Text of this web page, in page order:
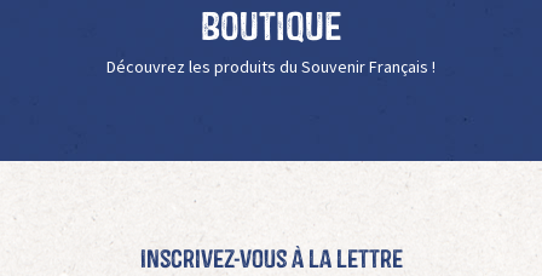
Boutique
Découvrez les produits du Souvenir Français !
Inscrivez-vous à La Lettre